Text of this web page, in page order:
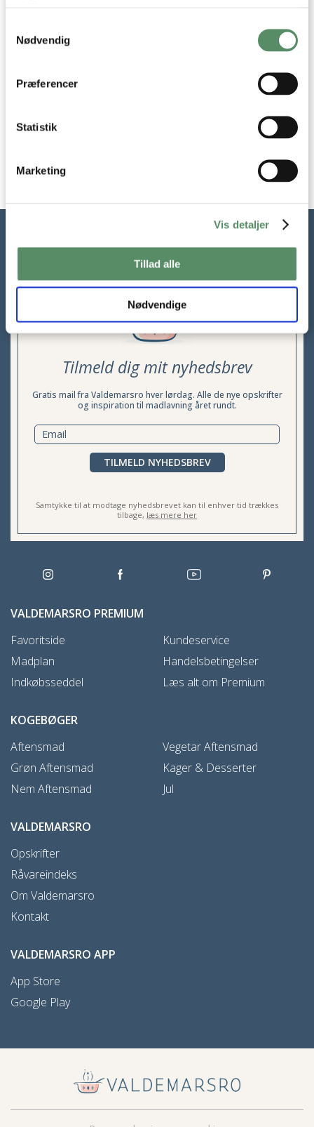
Indsamle præcise oplysninger om din placering,
der kan være nøjagtig inden for få meter
Identificere din enhed baseret på en scanning af
Nødvendig
Præferencer
Statistik
Marketing
Vis detaljer
Tillad alle
Nødvendige
Tilmeld dig mit nyhedsbrev
Gratis mail fra Valdemarsro hver lørdag. Alle de nye opskrifter
og inspiration til madlavning året rundt.
TILMELD NYHEDSBREV
Samtykke til at modtage nyhedsbrevet kan til enhver tid trækkes
tilbage, læs mere her
VALDEMARSRO PREMIUM
Favoritside
Madplan
Indkøbsseddel
Kundeservice
Handelsbetingelser
Læs alt om Premium
KOGEBØGER
Aftensmad
Grøn Aftensmad
Nem Aftensmad
Vegetar Aftensmad
Kager & Desserter
Jul
VALDEMARSRO
Opskrifter
Råvareindeks
Om Valdemarsro
Kontakt
VALDEMARSRO APP
App Store
Google Play